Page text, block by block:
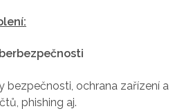
bezpečnosti, ochrana zařízení a
phishing aj.